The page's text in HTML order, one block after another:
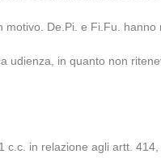
De.Pi. e Fi.Fu. hanno
in quanto non
in relazione agli artt.